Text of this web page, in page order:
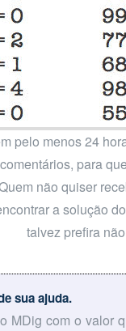
pelo menos 24
para
não quiser
a solução
talvez prefira
sua ajuda.
MDig com o valor